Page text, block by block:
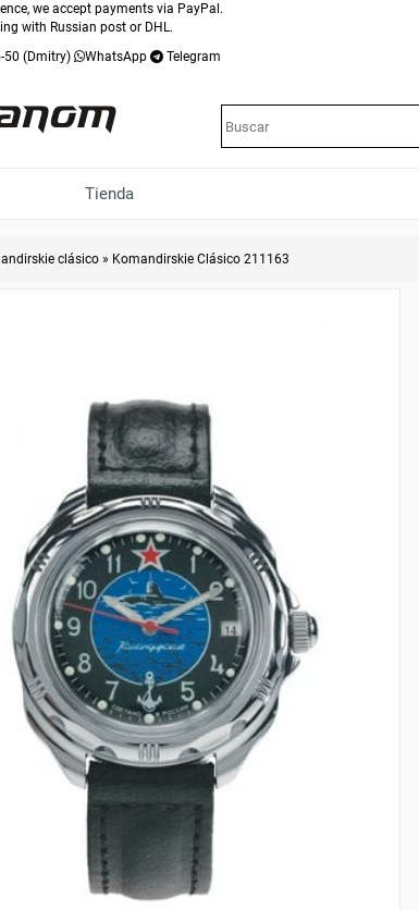
we accept payments via PayPal.
with Russian post or DHL.
50 (Dmitry) WhatsApp Telegram
Tienda
clásico » Komandirskie Clásico 211163